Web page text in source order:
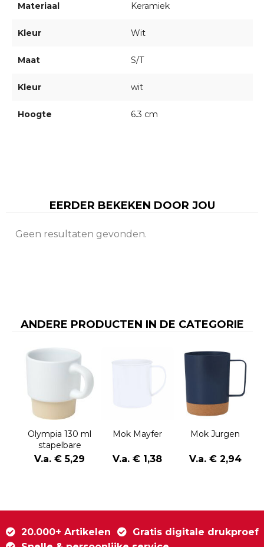
Materiaal Keramiek
Kleur Wit
Maat S/T
Kleur wit
Hoogte 6.3 cm
EERDER BEKEKEN DOOR JOU
Geen resultaten gevonden.
ANDERE PRODUCTEN IN DE CATEGORIE
Olympia 130 ml
stapelbare
expressokop
met kleibodem
V.a. € 5,29
Mok Mayfer
V.a. € 1,38
Mok Jurgen
V.a. € 2,94
20.000+ Artikelen
Gratis digitale drukproef